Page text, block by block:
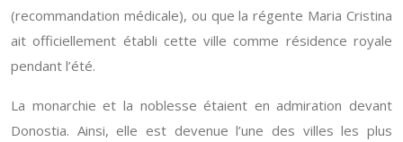
(recommandation médicale), ou que la régente Maria Cristina
ait officiellement établi cette ville comme résidence royale
pendant l’été.
La monarchie et la noblesse étaient en admiration devant
Donostia. Ainsi, elle est devenue l’une des villes les plus